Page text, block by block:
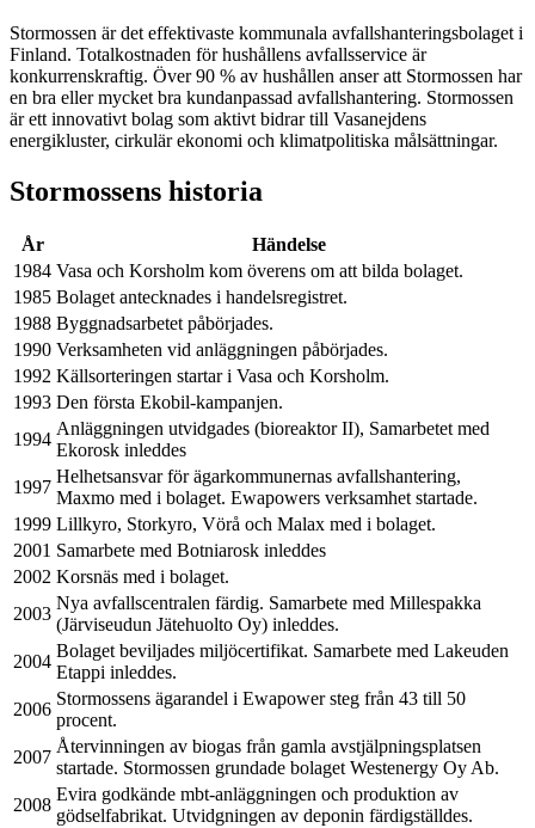
Stormossen är det effektivaste kommunala avfallshanteringsbolaget i
Finland. Totalkostnaden för hushållens avfallsservice är
konkurrenskraftig. Över 90 % av hushållen anser att Stormossen har
en bra eller mycket bra kundanpassad avfallshantering. Stormossen
är ett innovativt bolag som aktivt bidrar till Vasanejdens
energikluster, cirkulär ekonomi och klimatpolitiska målsättningar.
Stormossens historia
År
Händelse
1984 Vasa och Korsholm kom överens om att bilda bolaget.
1985 Bolaget antecknades i handelsregistret.
1988 Byggnadsarbetet påbörjades.
1990 Verksamheten vid anläggningen påbörjades.
1992 Källsorteringen startar i Vasa och Korsholm.
1993 Den första Ekobil-kampanjen.
1994
Anläggningen utvidgades (bioreaktor II), Samarbetet med
Ekorosk inleddes
1997
Helhetsansvar för ägarkommunernas avfallshantering,
Maxmo med i bolaget. Ewapowers verksamhet startade.
1999 Lillkyro, Storkyro, Vörå och Malax med i bolaget.
2001 Samarbete med Botniarosk inleddes
2002 Korsnäs med i bolaget.
2003
Nya avfallscentralen färdig. Samarbete med Millespakka
(Järviseudun Jätehuolto Oy) inleddes.
2004
Bolaget beviljades miljöcertifikat. Samarbete med Lakeuden
Etappi inleddes.
2006
Stormossens ägarandel i Ewapower steg från 43 till 50
procent.
2007
Återvinningen av biogas från gamla avstjälpningsplatsen
startade. Stormossen grundade bolaget Westenergy Oy Ab.
2008
Evira godkände mbt-anläggningen och produktion av
gödselfabrikat. Utvidgningen av deponin färdigställdes.